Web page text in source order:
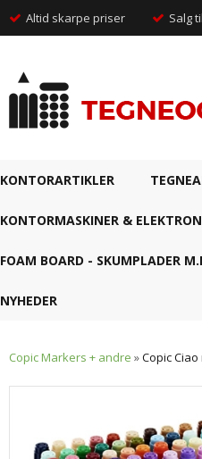
Altid skarpe priser Salg
KONTORARTIKLER
KONTORMASKINER &
FOAM BOARD - SKUMPLADER
NYHEDER
Copic Markers + andre »Copic